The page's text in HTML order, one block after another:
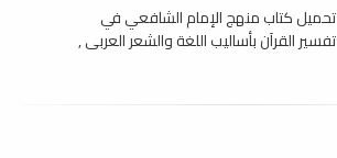
تحميل كتاب منهج الإمام الشافعي في
تفسير القرآن بأساليب اللغة والشعر العربى ,